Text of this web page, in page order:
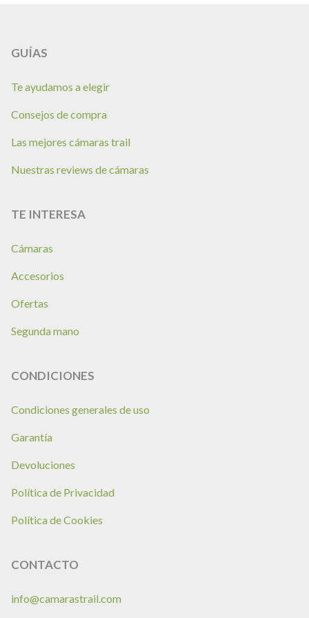
GUÍAS
Te ayudamos a elegir
Consejos de compra
Las mejores cámaras trail
Nuestras reviews de cámaras
TE INTERESA
Cámaras
Accesorios
Ofertas
Segunda mano
CONDICIONES
Condiciones generales de uso
Garantía
Devoluciones
Política de Privacidad
Política de Cookies
CONTACTO
info@camarastrail.com